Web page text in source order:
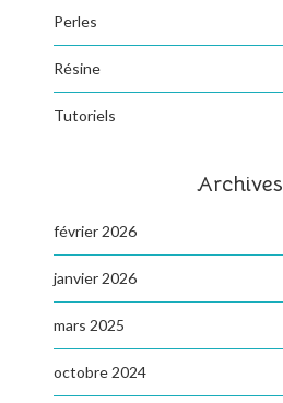
Perles
Résine
Tutoriels
Archives
février 2026
janvier 2026
mars 2025
octobre 2024